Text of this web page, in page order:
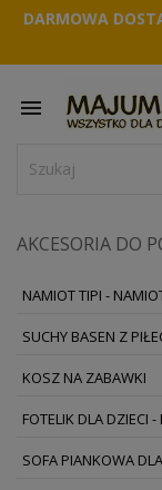
DARMOWA

AKCESORIA DO
NAMIOT TIPI -
SUCHY BASEN Z
KOSZ NA ZABAWKI
FOTELIK DLA DZIECI
SOFA PIANKOWA